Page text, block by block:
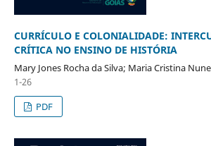
CURRÍCULO E COLONIALIDADE:
CRÍTICA NO ENSINO DE HISTÓRIA
Mary Jones Rocha da Silva; Maria Cristina
1-26
PDF